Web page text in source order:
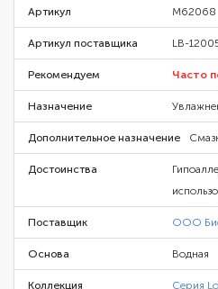
Артикул M62068
Артикул поставщика LB-
Рекомендуем Часто
Назначение
Дополнительное назначение
Достоинства
Поставщик ООО
Основа Водная
Коллекция Серия